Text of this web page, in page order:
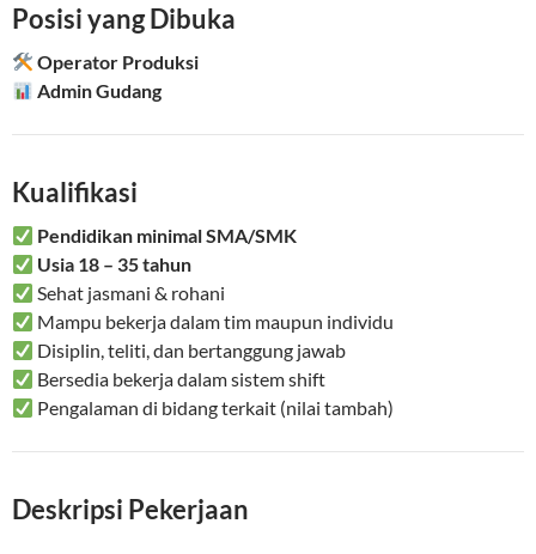
Posisi yang Dibuka
Operator Produksi
Admin Gudang
Kualifikasi
Pendidikan minimal SMA/SMK
Usia 18 – 35 tahun
Sehat jasmani & rohani
Mampu bekerja dalam tim maupun individu
Disiplin, teliti, dan bertanggung jawab
Bersedia bekerja dalam sistem shift
Pengalaman di bidang terkait (nilai tambah)
Deskripsi Pekerjaan